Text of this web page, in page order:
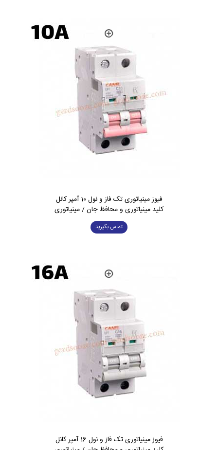
فیوز مینیاتوری تک فاز و نول 10 آمپر کانل
کلید مینیاتوری و محافظ جان / مینیاتوری
تماس بگیرید
فیوز مینیاتوری تک فاز و نول 16 آمپر کانل